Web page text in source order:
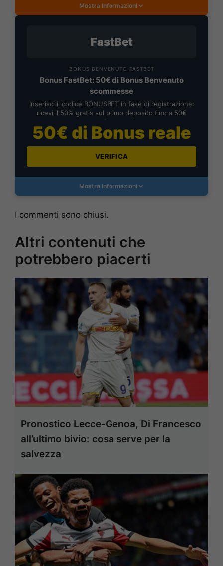
Mostra Informazioni
FastBet
BONUS BENVENUTO FASTBET
Bonus FastBet: 50€ di Bonus Benvenuto
scommesse
Inserisci il codice BONUSBET in fase di registrazione:
ricevi il 50% gratis sul primo deposito fino a 50€
50€ di Bonus reale
VERIFICA
Mostra Informazioni
I commenti sono chiusi.
Altri contenuti che
potrebbero piacerti
Pronostico Lecce-Genoa, Di Francesco
all’ultimo bivio: cosa serve per la
salvezza